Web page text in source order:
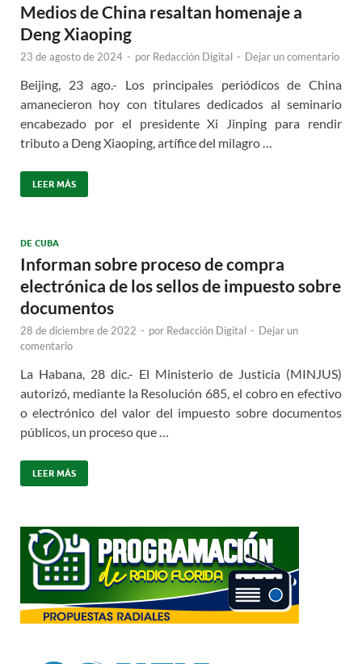
Medios de China resaltan homenaje a
Deng Xiaoping
23 de agosto de 2024 - por Redacción Digital - Dejar un comentario
Beijing, 23 ago.- Los principales periódicos de China
amanecieron hoy con titulares dedicados al seminario
encabezado por el presidente Xi Jinping para rendir
tributo a Deng Xiaoping, artífice del milagro …
LEER MÁS
DE CUBA
Informan sobre proceso de compra
electrónica de los sellos de impuesto sobre
documentos
28 de diciembre de 2022 - por Redacción Digital - Dejar un
comentario
La Habana, 28 dic.- El Ministerio de Justicia (MINJUS)
autorizó, mediante la Resolución 685, el cobro en efectivo
o electrónico del valor del impuesto sobre documentos
públicos, un proceso que …
LEER MÁS